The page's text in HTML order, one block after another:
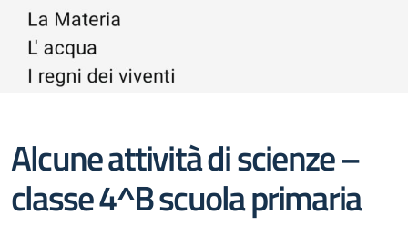
Alcune attività di scienze –
classe 4^B scuola primaria